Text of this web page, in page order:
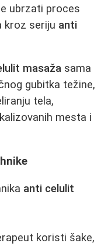
ubrzati proces
kroz seriju anti
masaža sama
gubitka težine,
tela,
mesta i
anti celulit
koristi šake,